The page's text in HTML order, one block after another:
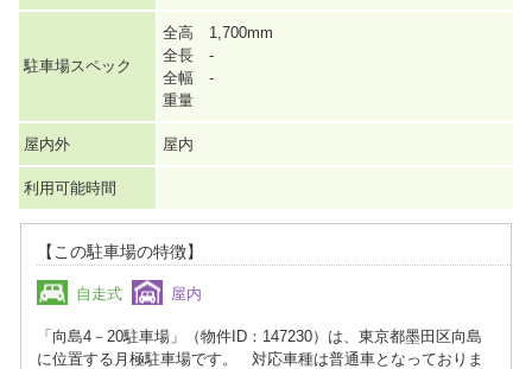
駐車場スペック
全高 1,700mm
全長 -
全幅 -
重量
屋内外 屋内
利用可能時間
【この駐車場の特徴】
自走式 屋内
「向島4－20駐車場」（物件ID：147230）は、東京都墨田区向島
に位置する月極駐車場です。 対応車種は普通車となっておりま